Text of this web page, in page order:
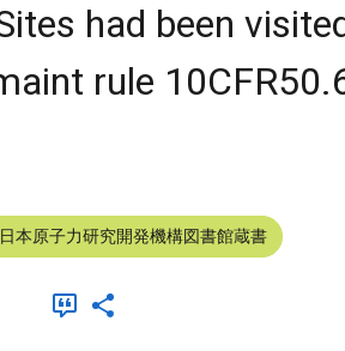
had been
rule
本原子力研究開発機構図書館蔵書